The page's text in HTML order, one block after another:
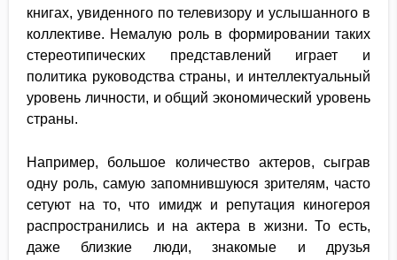
книгах, увиденного по телевизору и услышанного в
коллективе. Немалую роль в формировании таких
стереотипических представлений играет и
политика руководства страны, и интеллектуальный
уровень личности, и общий экономический уровень
страны.
Например, большое количество актеров, сыграв
одну роль, самую запомнившуюся зрителям, часто
сетуют на то, что имидж и репутация киногероя
распространились и на актера в жизни. То есть,
даже близкие люди, знакомые и друзья